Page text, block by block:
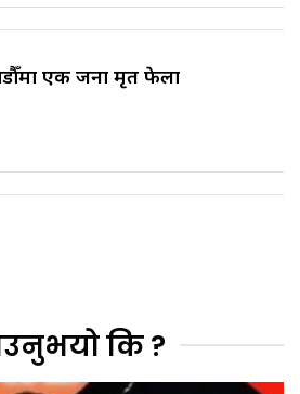
एक जना मृत फेला
कि ?